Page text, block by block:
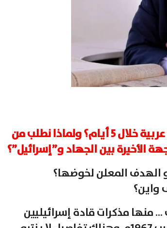
كيف تمكنت “إسرائيل” من هزيمة عدة دول عربية خلال 5 أيام؟ ولماذا نطلب من
الأخيرة بين الجهاد و”إسرائيل”؟
الهدف المعلن لخوضها؟
واين؟
… منها مذكرات قادة إسرائيليين